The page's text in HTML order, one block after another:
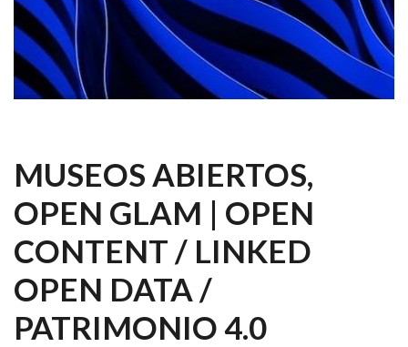
MUSEOS ABIERTOS,
OPEN GLAM | OPEN
CONTENT / LINKED
OPEN DATA /
PATRIMONIO 4.0